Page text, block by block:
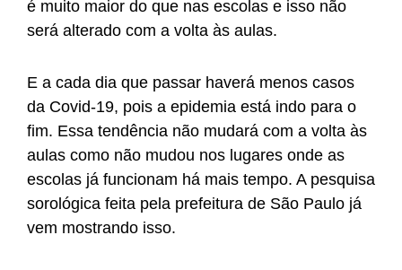
é muito maior do que nas escolas e isso não
será alterado com a volta às aulas.
E a cada dia que passar haverá menos casos
da Covid-19, pois a epidemia está indo para o
fim. Essa tendência não mudará com a volta às
aulas como não mudou nos lugares onde as
escolas já funcionam há mais tempo. A pesquisa
sorológica feita pela prefeitura de São Paulo já
vem mostrando isso.